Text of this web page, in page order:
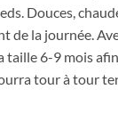
Douces,
de la journée.
6-9 mois
tour à tour
10%
un 10% de
commande en